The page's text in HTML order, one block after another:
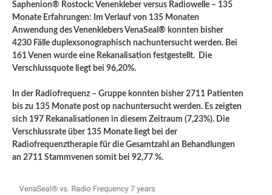
Saphenion® Rostock: Venenkleber versus Radiowelle – 135
Monate Erfahrungen: Im Verlauf von 135 Monaten
Anwendung des Venenklebers VenaSeal® konnten bisher
4230 Fälle duplexsonographisch nachuntersucht werden. Bei
161 Venen wurde eine Rekanalisation festgestellt. Die
Verschlussquote liegt bei 96,20%.
In der Radiofrequenz – Gruppe konnten bisher 2711 Patienten
bis zu 135 Monate post op nachuntersucht werden. Es zeigten
sich 197 Rekanalisationen in diesem Zeitraum (7,23%). Die
Verschlussrate über 135 Monate liegt bei der
Radiofrequenztherapie für die Gesamtzahl an Behandlungen
an 2711 Stammvenen somit bei 92,77 %.